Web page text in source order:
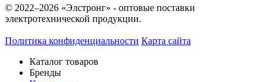
© 2022–2026 «Элстронг» - оптовые поставки
электротехнической продукции.
Политика конфиденциальности Карта сайта
Каталог товаров
Бренды